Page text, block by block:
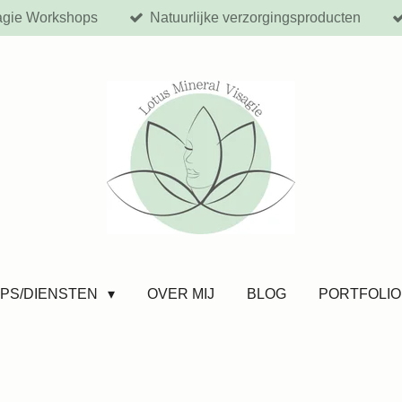
Workshops Natuurlijke verzorgingsproducten
DIENSTEN OVER MIJ BLOG PORTFOLIO